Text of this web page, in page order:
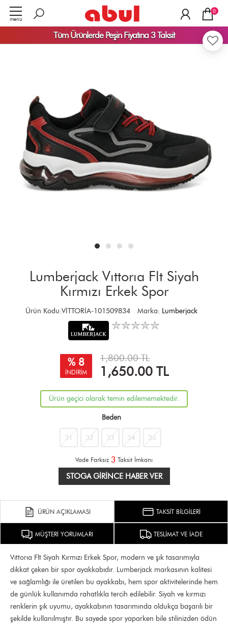
menü
0
Tüm Ürünlerde Peşin Fiyatına 3 Taksit
Lumberjack Vıttorıa Flt Siyah
Kırmızı Erkek Spor
Ürün Kodu:VİTTORİA-101509834 Marka: Lumberjack
% 8
İNDİRİM
1,800.00 TL
1,650.00 TL
Ürün geçici olarak temin edilememektedir.
Beden
31 32 33 34 35
Vade Farksız 3 Taksit İmkanı
STOGA GIRINCE HABER VER
ÜRÜN AÇIKLAMASI TAKSİT BİLGİLERİ
MÜŞTERİ YORUMLARI TESLİMAT VE İADE
Vıttorıa Flt Siyah Kırmızı Erkek Spor, modern ve şık tasarımıyla
dikkat çeken bir spor ayakkabıdır. Lumberjack markasının kalitesi
ve sağlamlığı ile üretilen bu ayakkabı, hem spor aktivitelerinde hem
de günlük kullanımda rahatlıkla tercih edilebilir. Siyah ve kırmızı
renklerin şık uyumu, ayakkabının tasarımında oldukça başarılı bir
şekilde kullanılmıştır. Bu sayede spor yaparken bile stilinizden ödün